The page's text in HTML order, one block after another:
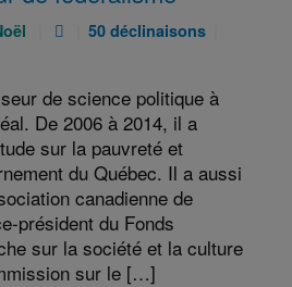
PièceCatégories
50 déclinaisons
de science politique à
De 2006 à 2014, il a
sur la pauvreté et
du Québec. Il a aussi
canadienne de
président du Fonds
sur la société et la culture
sur le […]